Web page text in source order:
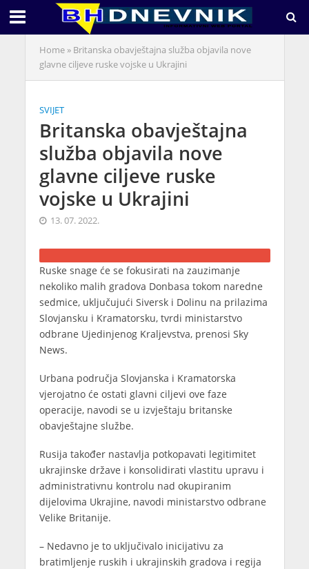
Home» Britanska obavještajna služba objavila nove
glavne ciljeve ruske vojske u Ukrajini
SVIJET
Britanska obavještajna
služba objavila nove
glavne ciljeve ruske
vojske u Ukrajini
13. 07. 2022.
Ruske snage će se fokusirati na zauzimanje
nekoliko malih gradova Donbasa tokom naredne
sedmice, uključujući Siversk i Dolinu na prilazima
Slovjansku i Kramatorsku, tvrdi ministarstvo
odbrane Ujedinjenog Kraljevstva, prenosi Sky
News.
Urbana područja Slovjanska i Kramatorska
vjerojatno će ostati glavni ciljevi ove faze
operacije, navodi se u izvještaju britanske
obavještajne službe.
Rusija također nastavlja potkopavati legitimitet
ukrajinske države i konsolidirati vlastitu upravu i
administrativnu kontrolu nad okupiranim
dijelovima Ukrajine, navodi ministarstvo odbrane
Velike Britanije.
– Nedavno je to uključivalo inicijativu za
bratimljenje ruskih i ukrajinskih gradova i regija